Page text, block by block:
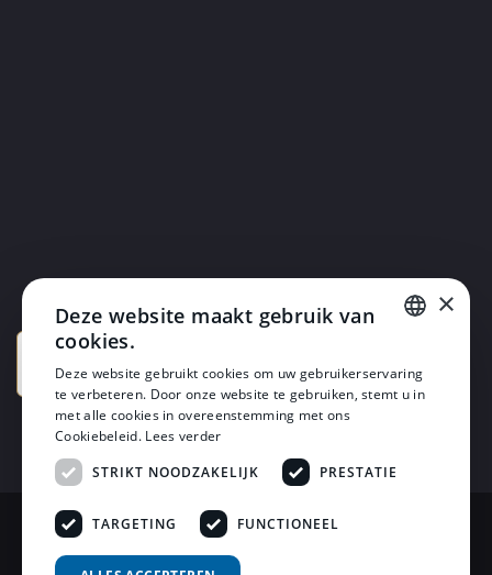
© 2026 Horsten Meubelen & Horsten Slaapcomfort
DUTCH
×
Deze website maakt gebruik van
cookies.
Deze website gebruikt cookies om uw gebruikerservaring
te verbeteren. Door onze website te gebruiken, stemt u in
met alle cookies in overeenstemming met ons
Cookiebeleid. Lees verder
STRIKT NOODZAKELIJK
PRESTATIE
TARGETING FUNCTIONEEL